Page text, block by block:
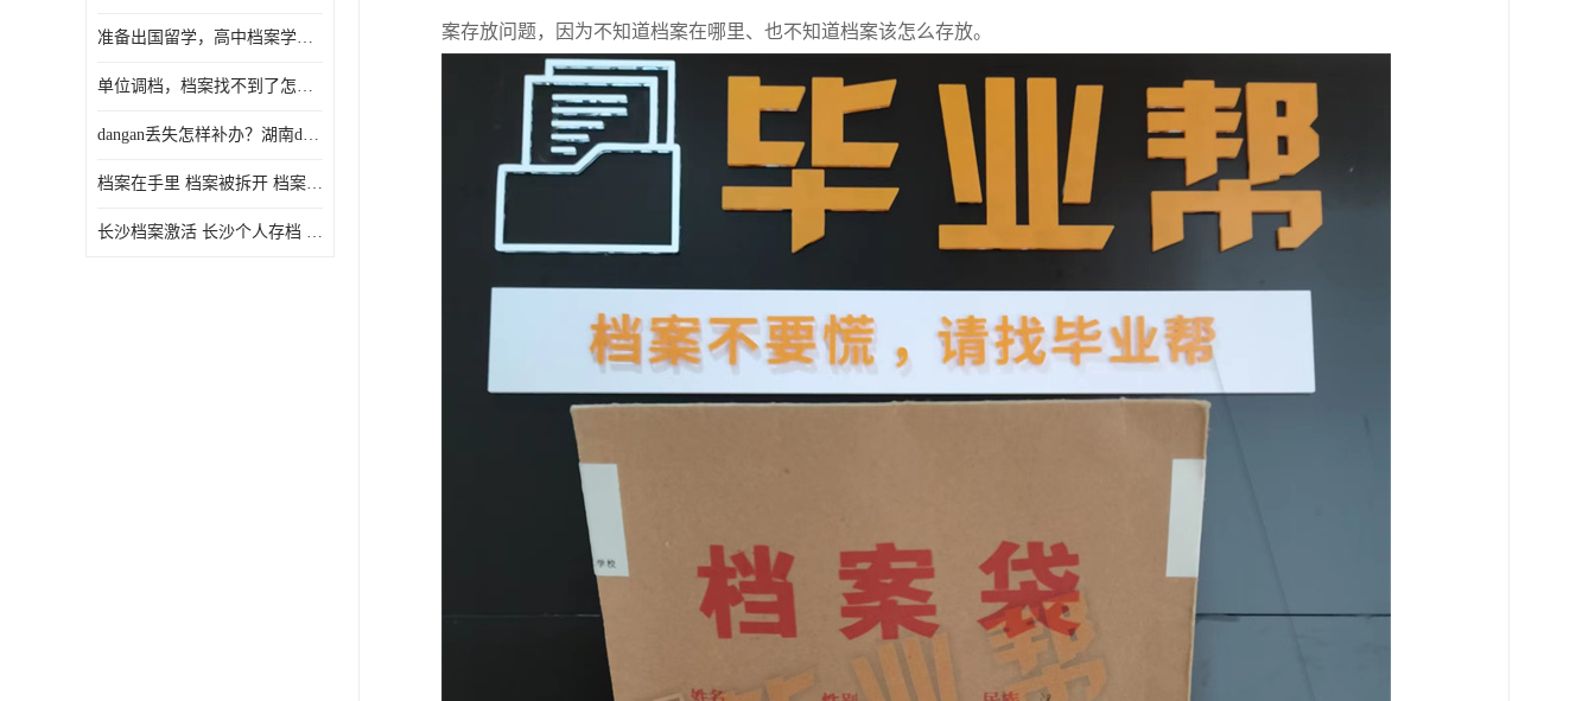
准备出国留学，高中档案学校发给我了怎么办？
单位调档，档案找不到了怎么办？
dangan丢失怎样补办？湖南dangan丢失补办流程介绍！
档案在手里 档案被拆开 档案补办 档案问题一站式服务
长沙档案激活 长沙个人存档 长沙档案存档
案存放问题，因为不知道档案在哪里、也不知道档案该怎么存放。